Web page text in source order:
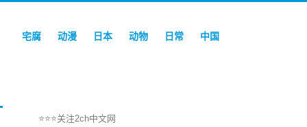
宅腐 动漫 日本 动物 日常 中国
⭐⭐⭐关注2ch中文网